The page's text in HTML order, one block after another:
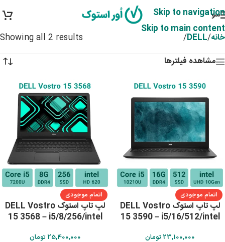
Skip to navigation
Skip to main content
منو
خانه/
DELL
/
Showing all 2 results
مشاهده فیلترها
اتمام موجودی
لپ تاپ استوک DELL Vostro
15 3590 – i5/16/512/intel
23,100,000 تومان
اتمام موجودی
لپ تاپ استوک DELL Vostro
15 3568 – i5/8/256/intel
25,400,000 تومان